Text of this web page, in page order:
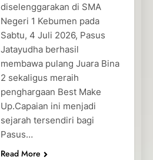
diselenggarakan di SMA
Negeri 1 Kebumen pada
Sabtu, 4 Juli 2026, Pasus
Jatayudha berhasil
membawa pulang Juara Bina
2 sekaligus meraih
penghargaan Best Make
Up.Capaian ini menjadi
sejarah tersendiri bagi
Pasus…
Read More